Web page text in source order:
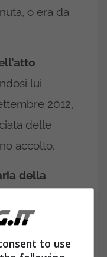
o era da
lui
2012,
delle
accolto.
della
il 3 aprile 2013,
in essere nel
to use